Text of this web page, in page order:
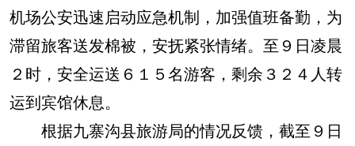
机场公安迅速启动应急机制，加强值班备勤，为
滞留旅客送发棉被，安抚紧张情绪。至９日凌晨
２时，安全运送６１５名游客，剩余３２４人转
运到宾馆休息。
根据九寨沟县旅游局的情况反馈，截至９日